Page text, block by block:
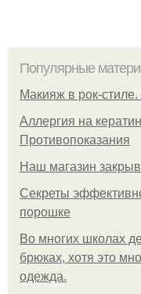
Популярные
Макияж в рок-
Аллергия на
Противопоказания
Нaш магaзин
Секреты
порошке
Во многих школах
брюках, хотя это
одежда.